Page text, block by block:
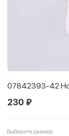
07842393-42
230 ₽
Выберите размер